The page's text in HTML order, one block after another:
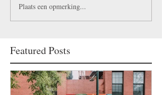
Plaats een opmerking...
Featured Posts